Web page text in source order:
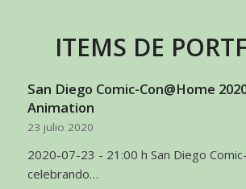
ITEMS DE
San Diego Comic-Con@Home
Animation
23 julio 2020
2020-07-23 - 21:00 h San Diego
celebrando…